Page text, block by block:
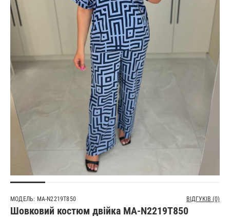
МОДЕЛЬ: MA-N2219T850 ВІДГУКІВ (0)
Шовковий костюм двійка MA-N2219T850